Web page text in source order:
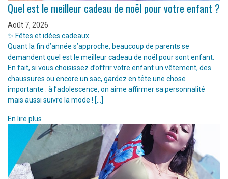
Quel est le meilleur cadeau de noël pour votre enfant ?
Août 7, 2026
✨ Fêtes et idées cadeaux
Quant la fin d’année s’approche, beaucoup de parents se
demandent quel est le meilleur cadeau de noël pour sont enfant.
En fait, si vous choisissez d’offrir votre enfant un vêtement, des
chaussures ou encore un sac, gardez en tête une chose
importante : à l’adolescence, on aime affirmer sa personnalité
mais aussi suivre la mode ! […]
En lire plus